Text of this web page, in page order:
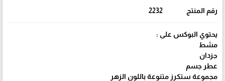
رقم المنتج 2232
يحتوي البوكس على :
مشط
جزدان
عطر جسم
مجموعة ستكرز متنوعة باللون الزهر